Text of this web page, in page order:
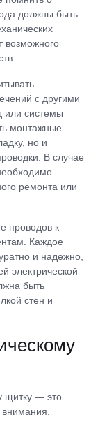
должны быть
возможного
с другими
или системы
монтажные
но и
В случае
ремонта или
проводов к
Каждое
и надежно,
электрической
быть
стен и
щитку — это